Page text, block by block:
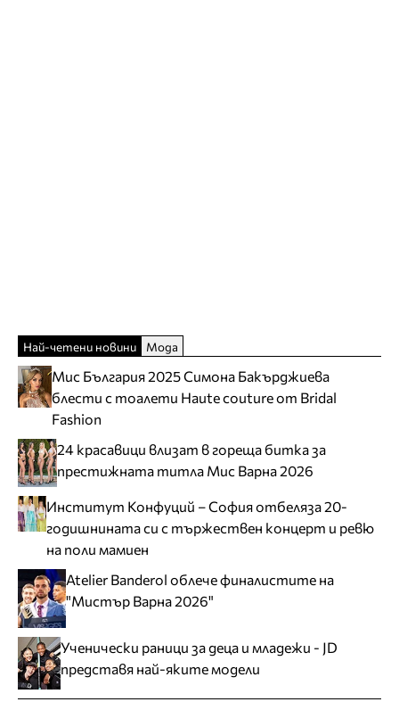
Най-четени новини Мода
Мис България 2025 Симона Бакърджиева
блести с тоалети Haute couture от Bridal
Fashion
24 красавици влизат в гореща битка за
престижната титла Мис Варна 2026
Институт Конфуций – София отбеляза 20-
годишнината си с тържествен концерт и ревю
на поли мамиен
Atelier Banderol облече финалистите на
"Мистър Варна 2026"
Ученически раници за деца и младежи - JD
представя най-яките модели